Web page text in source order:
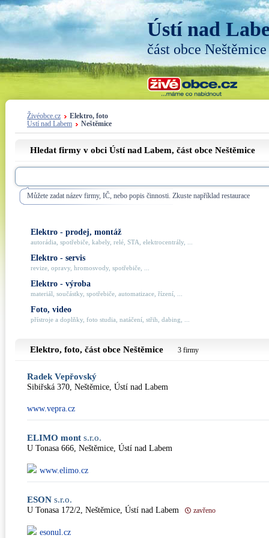
Ústí nad
část obce Neštěmice
Živéobce.cz
Elektro, foto
Ústí nad Labem
Neštěmice
Hledat firmy v obci Ústí nad Labem, část obce Neštěmice
Můžete zadat název firmy, IČ, nebo popis činnosti. Zkuste například restaurace
Elektro - prodej, montáž
autorádia, spotřebiče, kabely, relé, STA, elektrocentrály, ...
Elektro - servis
revize, opravy, hromosvody, spotřebiče, ...
Elektro - výroba
materiál, součástky, spotřebiče, automatizace, řízení, ...
Foto, video
přístroje a doplňky, foto studia, natáčení, střih, dabing, ...
Elektro, foto, část obce Neštěmice 3 firmy
Radek Vepřovský
Sibiřská 370, Neštěmice, Ústí nad Labem
www.vepra.cz
ELIMO mont s.r.o.
U Tonasa 666, Neštěmice, Ústí nad Labem
www.elimo.cz
ESON s.r.o.
U Tonasa 172/2, Neštěmice, Ústí nad Labem zavřeno
esonul.cz